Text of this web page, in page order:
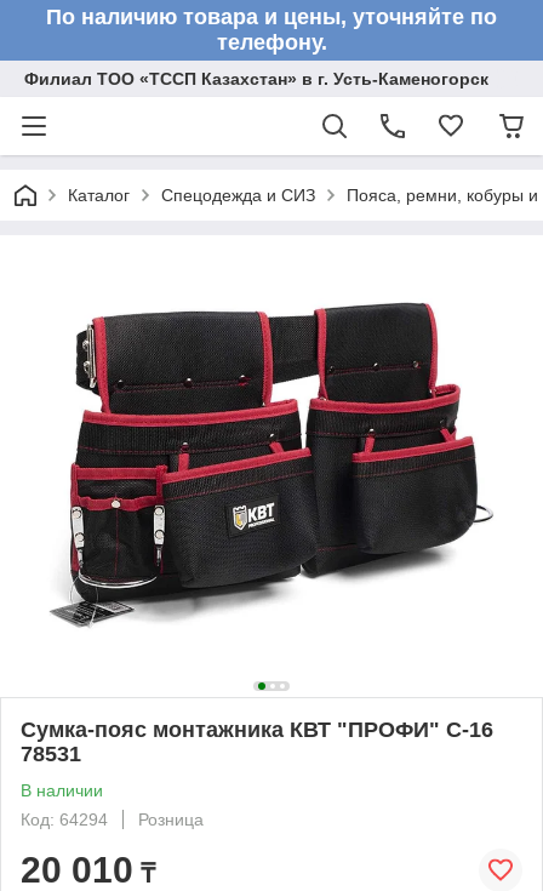
По наличию товара и цены, уточняйте по
телефону.
Филиал ТОО «ТССП Казахстан» в г. Усть-Каменогорск
Каталог Спецодежда и СИЗ Пояса, ремни, кобуры и
Сумка-пояс монтажника КВТ "ПРОФИ" С-16
78531
В наличии
Код: 64294
Розница
20 010 ₸